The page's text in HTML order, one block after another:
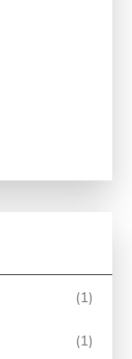
(1)
(1)